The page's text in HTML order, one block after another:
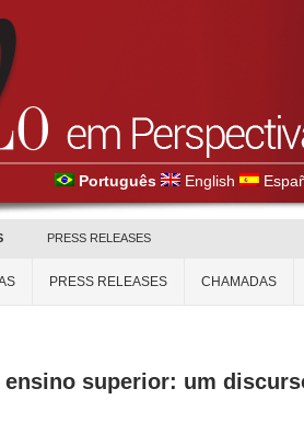
Português English
PRESS RELEASES
PRESS RELEASES CHAMADAS
ensino superior: um